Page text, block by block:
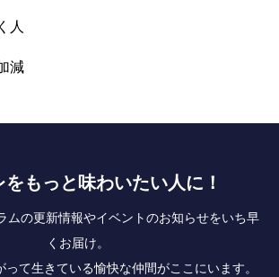
人
減
をもっと味わいたい人に！
ムの更新情報やイベントのお知らせをいち早
くお届け。
って生きている愉快な仲間がここにいます。